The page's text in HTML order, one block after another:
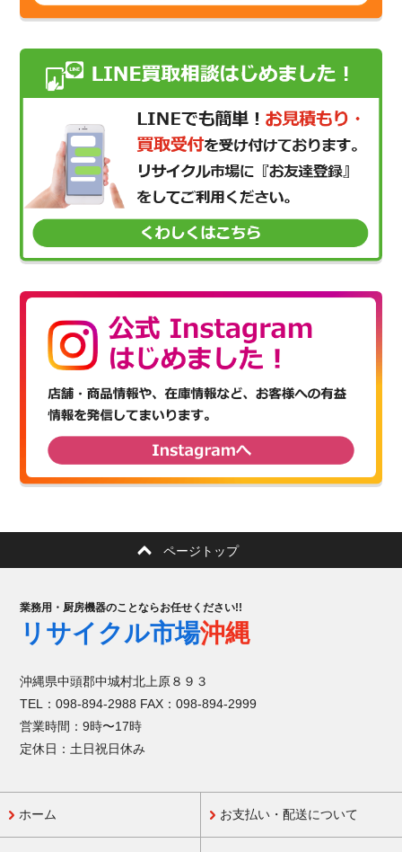
ページトップ
業務用・厨房機器のことならお任せください!!
リサイクル市場沖縄
沖縄県中頭郡中城村北上原８９３
TEL：098-894-2988 FAX：098-894-2999
営業時間：9時〜17時
定休日：土日祝日休み
ホーム お支払い・配送について